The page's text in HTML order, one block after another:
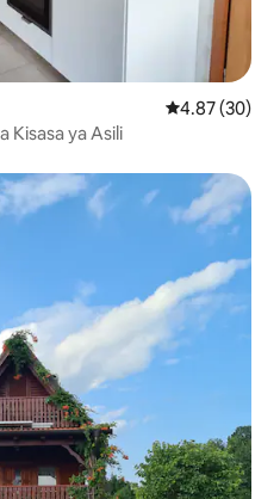
Ukadiriaji wa
4.87 (30)
Kisasa ya Asili